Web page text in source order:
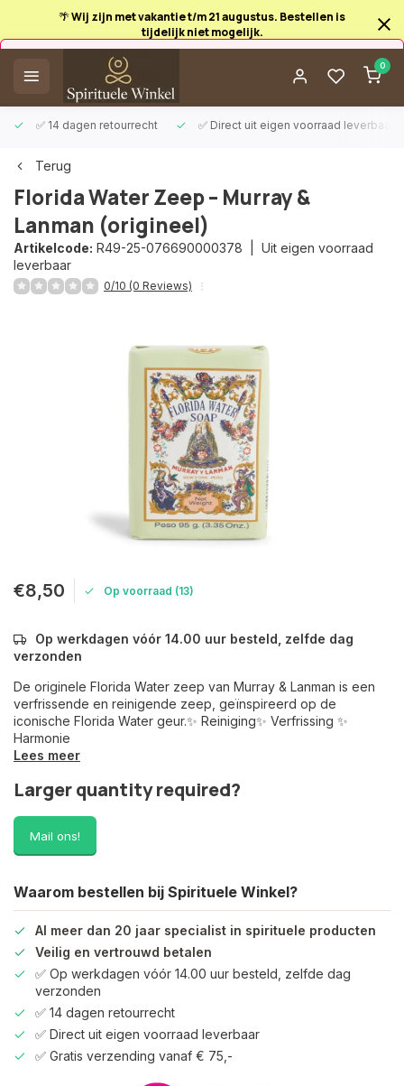
🌴 Wij zijn met vakantie t/m 21 augustus. Bestellen is
tijdelijk niet mogelijk.
0
✅ 14 dagen retourrecht ✅ Direct uit eigen voorraad leverbaar
Afrekenen is uitgeschakeld.
Terug
Florida Water Zeep – Murray &
Lanman (origineel)
Artikelcode: R49-25-076690000378 | Uit eigen voorraad
leverbaar
0/10 (0 Reviews)
€8,50 Op voorraad (13)
Op werkdagen vóór 14.00 uur besteld, zelfde dag
verzonden
De originele Florida Water zeep van Murray & Lanman is een
verfrissende en reinigende zeep, geïnspireerd op de
iconische Florida Water geur.✨ Reiniging✨ Verfrissing ✨
Harmonie
Lees meer
Larger quantity required?
Mail ons!
Waarom bestellen bij Spirituele Winkel?
Al meer dan 20 jaar specialist in spirituele producten
Veilig en vertrouwd betalen
✅ Op werkdagen vóór 14.00 uur besteld, zelfde dag
verzonden
✅ 14 dagen retourrecht
✅ Direct uit eigen voorraad leverbaar
✅ Gratis verzending vanaf € 75,-